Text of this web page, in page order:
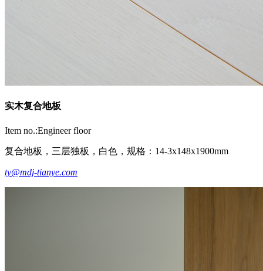
实木复合地板
Item no.:Engineer floor
复合地板，三层独板，白色，规格：14-3x148x1900mm
ty@mdj-tianye.com